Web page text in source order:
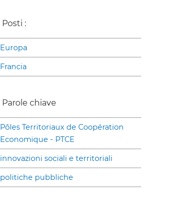
Posti :
Europa
Francia
Parole chiave
Pôles Territoriaux de Coopération
Economique - PTCE
innovazioni sociali e territoriali
politiche pubbliche